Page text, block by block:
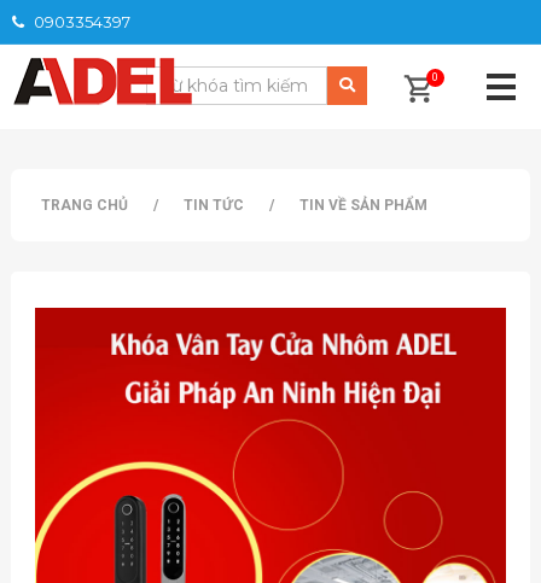
0903354397
0
TRANG CHỦ / TIN TỨC / TIN VỀ SẢN PHẨM